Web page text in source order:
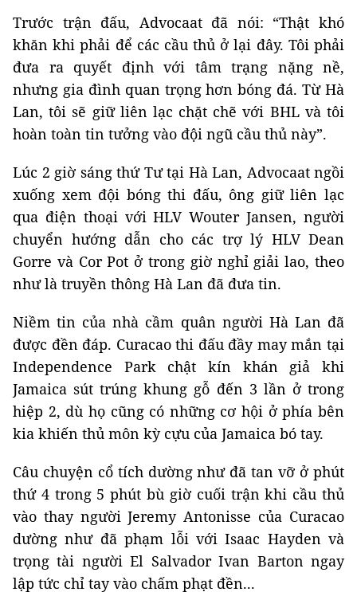
Trước trận đấu, Advocaat đã nói: “Thật khó
khăn khi phải để các cầu thủ ở lại đây. Tôi phải
đưa ra quyết định với tâm trạng nặng nề,
nhưng gia đình quan trọng hơn bóng đá. Từ Hà
Lan, tôi sẽ giữ liên lạc chặt chẽ với BHL và tôi
hoàn toàn tin tưởng vào đội ngũ cầu thủ này”.
Lúc 2 giờ sáng thứ Tư tại Hà Lan, Advocaat ngồi
xuống xem đội bóng thi đấu, ông giữ liên lạc
qua điện thoại với HLV Wouter Jansen, người
chuyển hướng dẫn cho các trợ lý HLV Dean
Gorre và Cor Pot ở trong giờ nghỉ giải lao, theo
như là truyền thông Hà Lan đã đưa tin.
Niềm tin của nhà cầm quân người Hà Lan đã
được đền đáp. Curacao thi đấu đầy may mắn tại
Independence Park chật kín khán giả khi
Jamaica sút trúng khung gỗ đến 3 lần ở trong
hiệp 2, dù họ cũng có những cơ hội ở phía bên
kia khiến thủ môn kỳ cựu của Jamaica bó tay.
Câu chuyện cổ tích dường như đã tan vỡ ở phút
thứ 4 trong 5 phút bù giờ cuối trận khi cầu thủ
vào thay người Jeremy Antonisse của Curacao
dường như đã phạm lỗi với Isaac Hayden và
trọng tài người El Salvador Ivan Barton ngay
lập tức chỉ tay vào chấm phạt đền...